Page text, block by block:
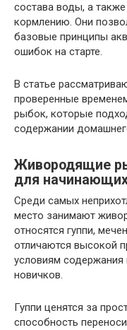
состава воды, а
кормлению. Они
базовые принципы
ошибок на старте.
В статье
проверенные
рыбок, которые
содержании
Живородящие
для
Среди самых
место занимают
относятся гуппи,
отличаются высокой
условиям
новичков.
Гуппи ценятся за
способность